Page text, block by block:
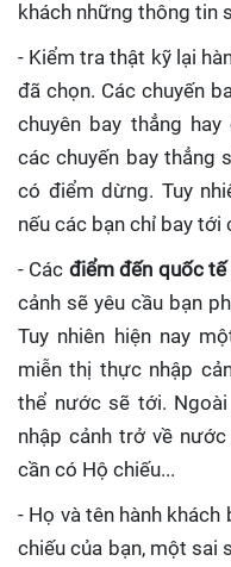
khách những thông tin
- Kiểm tra thật kỹ lại
đã chọn. Các chuyến
chuyên bay thẳng
các chuyến bay thẳng
có điểm dừng. Tuy
nếu các bạn chỉ bay
- Các điểm đến quốc tế
cảnh sẽ yêu cầu bạn
Tuy nhiên hiện nay
miễn thị thực nhập
thể nước sẽ tới.
nhập cảnh trở về
cần có Hộ chiếu...
- Họ và tên hành
chiếu của bạn, một sai